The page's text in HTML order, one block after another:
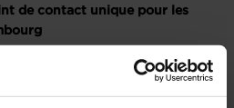
de contact unique pour les